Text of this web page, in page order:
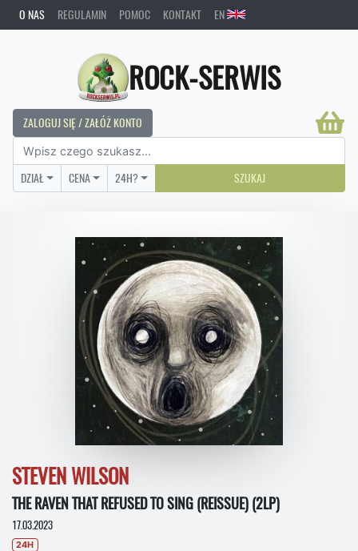
O NAS REGULAMIN POMOC KONTAKT EN
ROCK-SERWIS
ZALOGUJ SIĘ / ZAŁÓŻ KONTO
DZIAŁ CENA 24H? SZUKAJ
STEVEN WILSON
THE RAVEN THAT REFUSED TO SING (REISSUE) (2LP)
17.03.2023
24H